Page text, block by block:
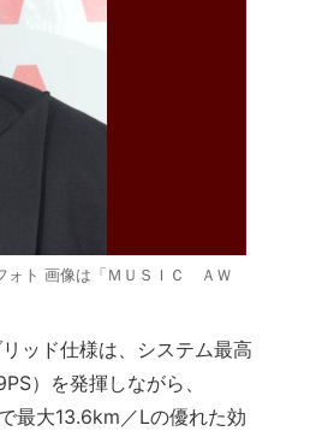
ォト 画像は「ＭＵＳＩＣ ＡＷ
ッド仕様は、システム最高
）を発揮しながら、
最大13.6km／Lの優れた効